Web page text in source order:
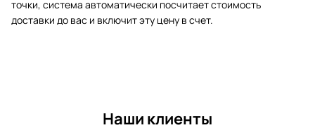
точки, система автоматически посчитает стоимость
доставки до вас и включит эту цену в счет.
Наши клиенты